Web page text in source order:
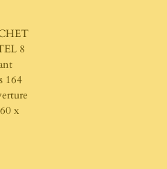
8
164
x